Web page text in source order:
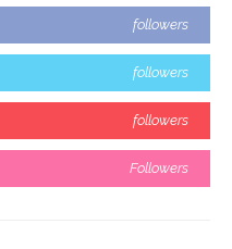
followers
followers
followers
Followers